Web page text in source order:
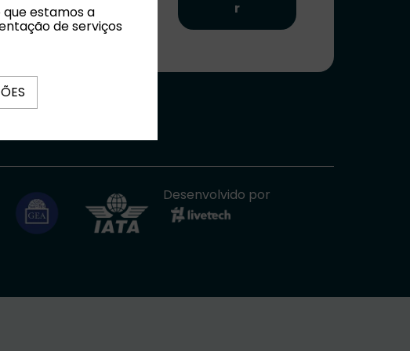
r
| Livro de Reclamações
Desenvolvido por
estamos a
de serviços